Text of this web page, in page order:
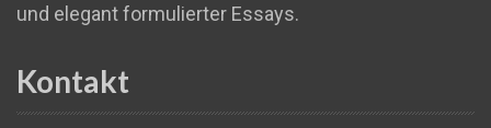
und elegant formulierter Essays.
Kontakt